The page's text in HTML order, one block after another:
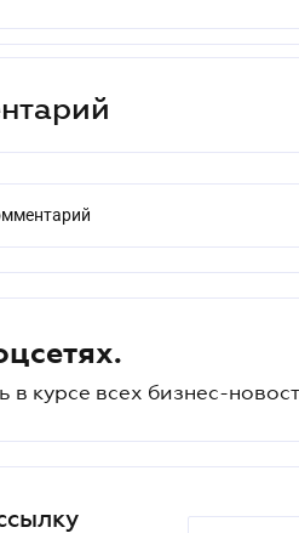
в курсе всех бизнес-